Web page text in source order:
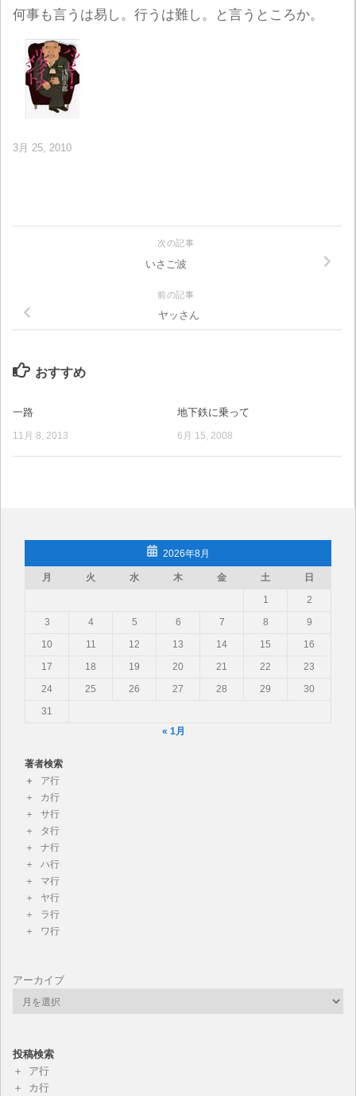
何事も言うは易し。行うは難し。と言うところか。
3月 25, 2010
次の記事
いさご波
前の記事
ヤッさん
おすすめ
一路
11月 8, 2013
地下鉄に乗って
6月 15, 2008
2026年8月
月 火 水 木 金 土
日
1
2
3
4 5 6 7 8
9
10
11 12 13 14 15
16
17
18 19 20 21 22
23
24
25 26 27 28 29
30
31
« 1月
著者検索
ア行
カ行
サ行
タ行
ナ行
ハ行
マ行
ヤ行
ラ行
ワ行
アーカイブ
投稿検索
ア行
カ行